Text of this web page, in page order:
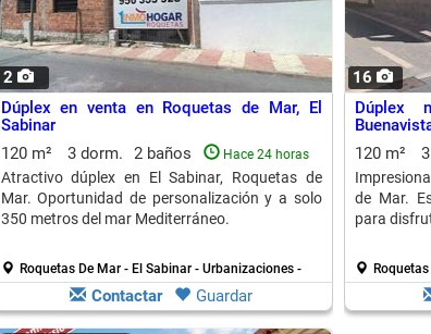
2
Dúplex en venta en Roquetas de Mar, El
Sabinar
120 m²
3 dorm. 2 baños Hace 24 horas
Atractivo dúplex en El Sabinar, Roquetas de
Mar. Oportunidad de personalización y a solo
350 metros del mar Mediterráneo.
Roquetas De Mar - El Sabinar - Urbanizaciones -
Contactar Guardar
16
Dúplex
120 m²
de Mar.
para